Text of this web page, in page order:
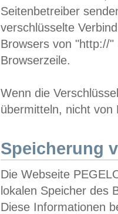
Seitenbetreiber
verschlüsselte
Browsers von "http://
Browserzeile.
Wenn die
übermitteln, nicht von
Speicherung
Die Webseite
lokalen Speicher des
Diese Informationen